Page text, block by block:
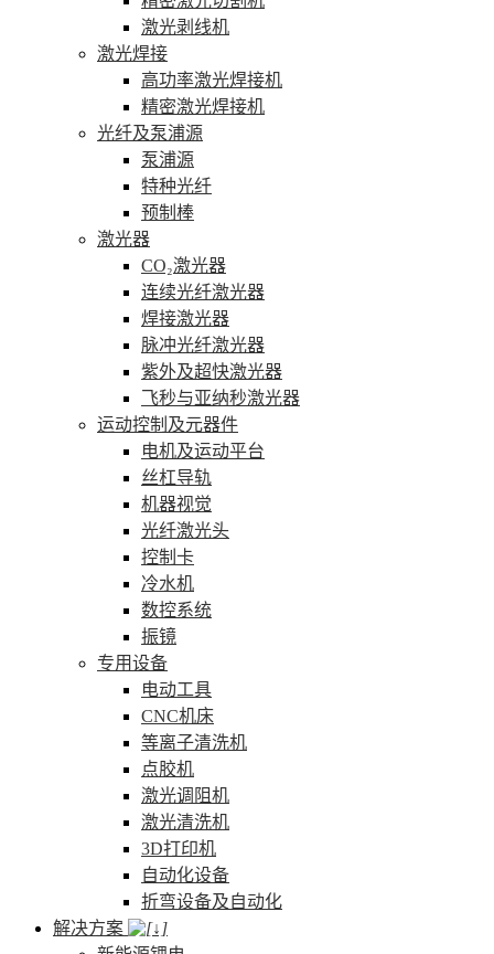
激光剥线机
激光焊接
高功率激光焊接机
精密激光焊接机
光纤及泵浦源
泵浦源
特种光纤
预制棒
激光器
CO₂激光器
连续光纤激光器
焊接激光器
脉冲光纤激光器
紫外及超快激光器
飞秒与亚纳秒激光器
运动控制及元器件
电机及运动平台
丝杠导轨
机器视觉
光纤激光头
控制卡
冷水机
数控系统
振镜
专用设备
电动工具
CNC机床
等离子清洗机
点胶机
激光调阻机
激光清洗机
3D打印机
自动化设备
折弯设备及自动化
解决方案